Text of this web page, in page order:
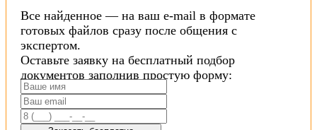
Все найденное — на ваш e-mail в формате
готовых файлов сразу после общения с
экспертом.
Оставьте заявку на бесплатный подбор
документов заполнив простую форму: